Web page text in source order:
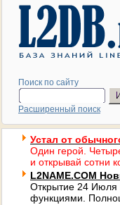
Поиск по сайту
Расширенный поиск
Устал от
Один герой.
и открывай сотни
L2NAME.COM
Открытие 24 Июля
функциями.